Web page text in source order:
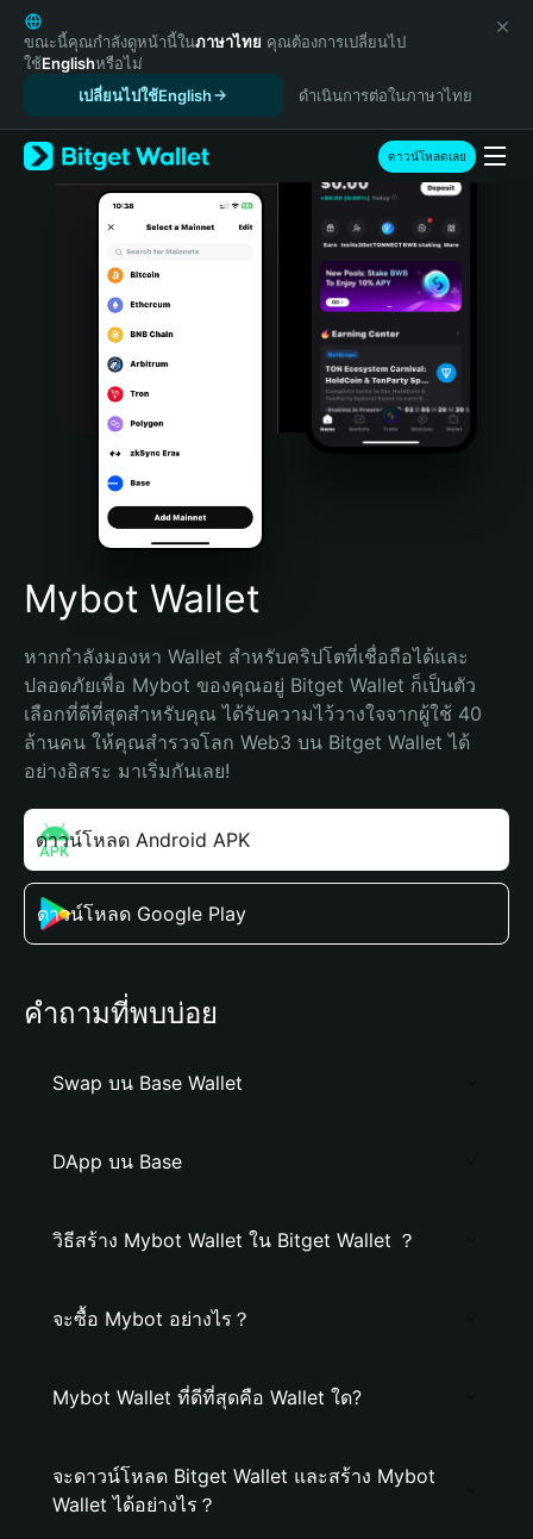
English
日本語
Tiếng Việt
Español (Latinoamérica)
Türkçe
Italiano
Português (Portugal)
Bahasa Indonesia
Português (Brasil)
Español (Argentina)
ขณะนี้คุณกำลังดูหน้านี้ในภาษาไทย คุณต้องการเปลี่ยนไป
ใช้Englishหรือไม่
เปลี่ยนไปใช้English
ดำเนินการต่อในภาษาไทย
ดาวน์โหลดเลย
Mybot Wallet
หากกำลังมองหา Wallet สำหรับคริปโตที่เชื่อถือได้และ
ปลอดภัยเพื่อ Mybot ของคุณอยู่ Bitget Wallet ก็เป็นตัว
เลือกที่ดีที่สุดสำหรับคุณ ได้รับความไว้วางใจจากผู้ใช้ 40
ล้านคน ให้คุณสำรวจโลก Web3 บน Bitget Wallet ได้
อย่างอิสระ มาเริ่มกันเลย!
ดาวน์โหลด Android APK
ดาวน์โหลด Google Play
คำถามที่พบบ่อย
Swap บน Base Wallet
DApp บน Base
วิธีสร้าง Mybot Wallet ใน Bitget Wallet ？
จะซื้อ Mybot อย่างไร？
Mybot Wallet ที่ดีที่สุดคือ Wallet ใด?
จะดาวน์โหลด Bitget Wallet และสร้าง Mybot
Wallet ได้อย่างไร？